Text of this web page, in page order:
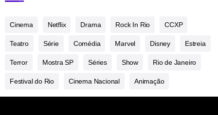
Cinema Netflix Drama Rock In Rio CCXP
Teatro Série Comédia Marvel Disney Estreia
Terror Mostra SP Séries Show Rio de Janeiro
Festival do Rio Cinema Nacional Animação